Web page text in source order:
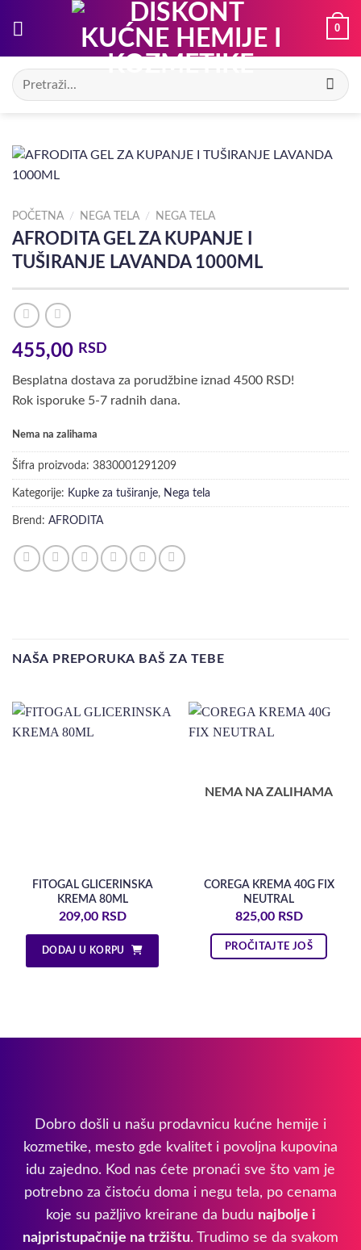
0
Pretraga
za:
POČETNA / NEGA TELA / NEGA TELA
AFRODITA GEL ZA KUPANJE I
TUŠIRANJE LAVANDA 1000ML
455,00 RSD
Besplatna dostava za porudžbine iznad 4500 RSD!
Rok isporuke 5-7 radnih dana.
Nema na zalihama
Šifra proizvoda: 3830001291209
Kategorije: Kupke za tuširanje, Nega tela
Brend: AFRODITA
NAŠA PREPORUKA BAŠ ZA TEBE
FITOGAL GLICERINSKA
KREMA 80ML
209,00 RSD
DODAJ U KORPU
NEMA NA ZALIHAMA
COREGA KREMA 40G FIX
NEUTRAL
825,00 RSD
PROČITAJTE JOŠ
Dobro došli u našu prodavnicu kućne hemije i
kozmetike, mesto gde kvalitet i povoljna kupovina
idu zajedno. Kod nas ćete pronaći sve što vam je
potrebno za čistoću doma i negu tela, po cenama
koje su pažljivo kreirane da budu najbolje i
najpristupačnije na tržištu. Trudimo se da svakom